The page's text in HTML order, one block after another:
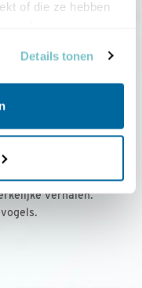
of die ze hebben
Details tonen
36,00 per jaar
leden, met
verhalen.